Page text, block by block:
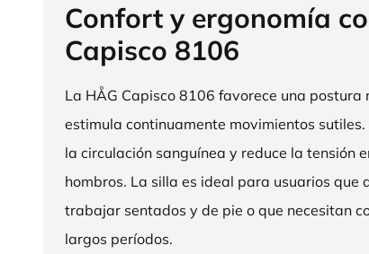
Confort y ergonomía
Capisco 8106
La HÅG Capisco 8106 favorece una postura
estimula continuamente movimientos
la circulación sanguínea y reduce la tensión
hombros. La silla es ideal para usuarios que
trabajar sentados y de pie o que necesitan
largos períodos.